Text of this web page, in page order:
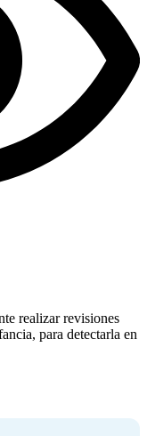
realizar revisiones
para detectarla en